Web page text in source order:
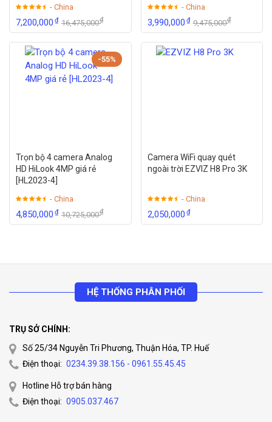
- China
7,200,000₫ 16,475,000₫
- China
3,990,000₫ 9,475,000₫
-55%
Trọn bộ 4 camera Analog
HD HiLook 4MP giá rẻ
[HL2023-4]
- China
4,850,000₫ 10,725,000₫
Camera WiFi quay quét
ngoài trời EZVIZ H8 Pro 3K
- China
2,050,000₫
HỆ THỐNG PHÂN PHỐI
TRỤ SỞ CHÍNH:
Số 25/34 Nguyễn Tri Phương, Thuận Hóa, TP. Huế
Điện thoại: 0234.39.38.156 - 0961.55.45.45
Hotline Hỗ trợ bán hàng
Điện thoại: 0905.037.467